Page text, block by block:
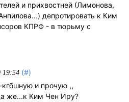
и прихвостней (Лимонова,
депротировать к Ким
КПРФ - в тюрьму с
19:54 (#)
кгбшную и прочую ,,
же...к Ким Чен Иру?